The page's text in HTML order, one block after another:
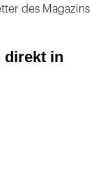
des Magazins
direkt in